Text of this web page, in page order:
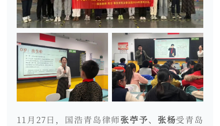
11月27日，国浩青岛律师张苧予、 张杨受青岛